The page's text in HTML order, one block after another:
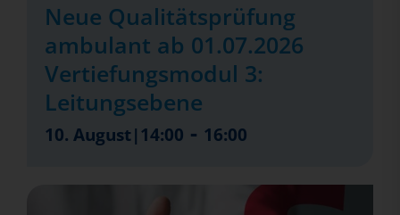
Neue Qualitätsprüfung
ambulant ab 01.07.2026
Vertiefungsmodul 3:
Leitungsebene
10. August|14:00 - 16:00